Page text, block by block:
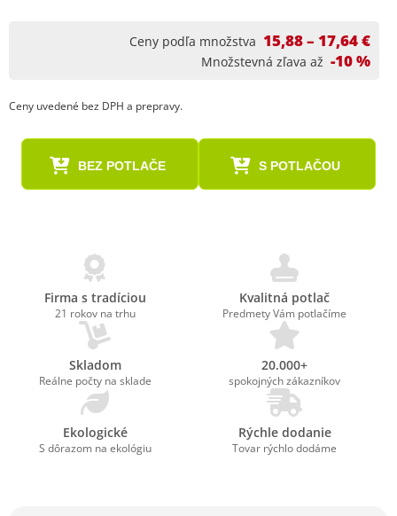
Ceny podľa množstva 15,88 – 17,64 €
Množstevná zľava až -10 %
Ceny uvedené bez DPH a prepravy.
BEZ POTLAČE S POTLAČOU
Firma s tradíciou
21 rokov na trhu
Kvalitná potlač
Predmety Vám potlačíme
Skladom
Reálne počty na sklade
20.000+
spokojných zákazníkov
Ekologické
S dôrazom na ekológiu
Rýchle dodanie
Tovar rýchlo dodáme